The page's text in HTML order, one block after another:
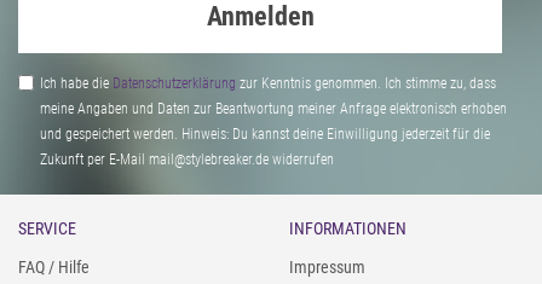
Anmelden
Ich habe die Daten­schutz­erklärung zur Kenntnis genommen. Ich stimme zu, dass
meine Angaben und Daten zur Beantwortung meiner Anfrage elektronisch erhoben
und gespeichert werden. Hinweis: Du kannst deine Einwilligung jederzeit für die
Zukunft per E-Mail mail@stylebreaker.de widerrufen
SERVICE
FAQ / Hilfe
INFORMATIONEN
Impressum